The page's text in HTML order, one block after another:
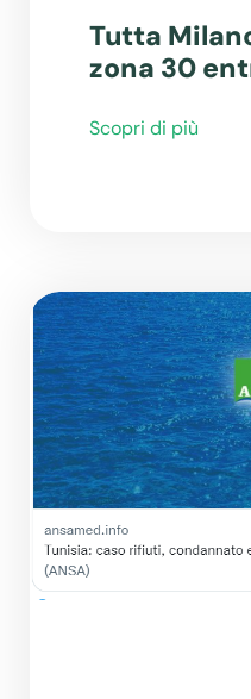
Tutta
zona 30
Scopri di più